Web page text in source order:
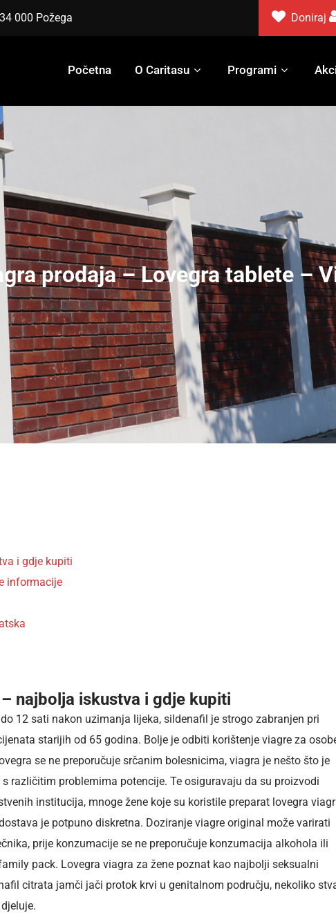
000 Požega Doniraj
Početna O Caritasu Programi
prodaja – Lovegra tablete –
i gdje kupiti
informacije
najbolja iskustva i gdje kupiti
12 sati nakon uzimanja lijeka, sildenafil je strogo zabranjen pri
starijih od 65 godina. Bolje je odbiti korištenje viagre za
se ne preporučuje srčanim bolesnicima, viagra je nešto što je
različitim problemima potencije. Te osiguravaju da su proizvodi
institucija, mnoge žene koje su koristile preparat lovegra
je potpuno diskretna. Doziranje viagre original može varirati
prije konzumacije se ne preporučuje konzumacija alkohola ili
pack. Lovegra viagra za žene poznat kao najbolji seksualni
citrata jamči jači protok krvi u genitalnom području, nekoliko